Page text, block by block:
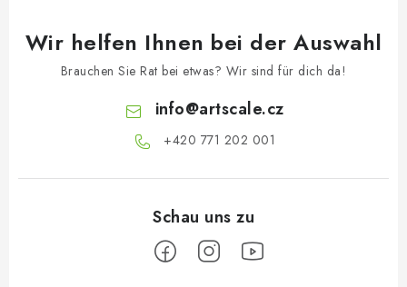
Wir helfen Ihnen bei der Auswahl
Brauchen Sie Rat bei etwas? Wir sind für dich da!
info@artscale.cz
+420 771 202 001​